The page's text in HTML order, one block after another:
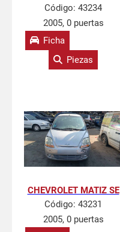
Código: 43234
2005, 0 puertas
Ficha
Piezas
CHEVROLET MATIZ SE
Código: 43231
2005, 0 puertas